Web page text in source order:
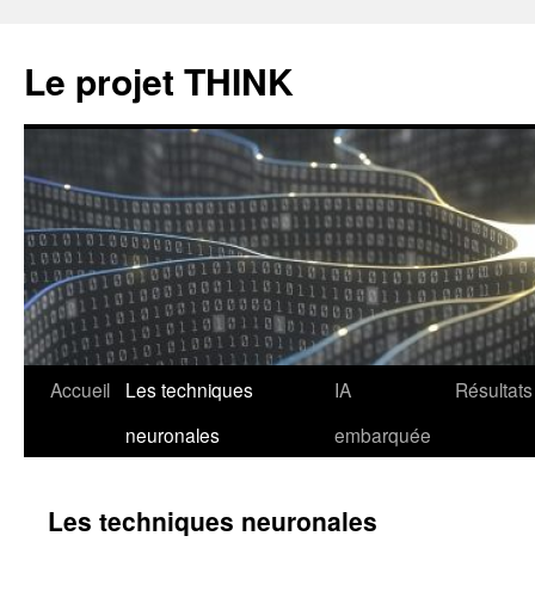
Le projet THINK
Aller
Accueil
Les techniques
neuronales
IA
embarquée
Résultats
Les techniques neuronales